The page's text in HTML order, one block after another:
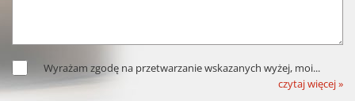
Wyrażam zgodę na przetwarzanie wskazanych wyżej, moi...
czytaj więcej »